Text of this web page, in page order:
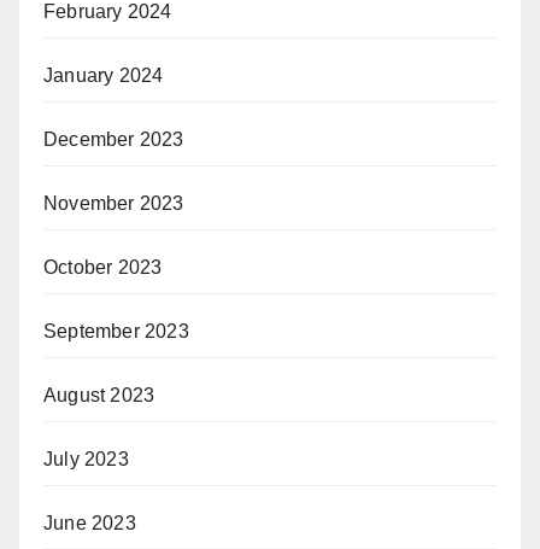
February 2024
January 2024
December 2023
November 2023
October 2023
September 2023
August 2023
July 2023
June 2023